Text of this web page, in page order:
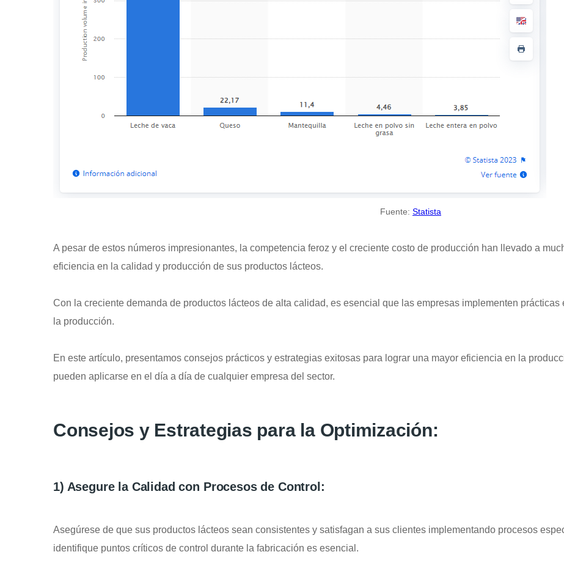
Fuente: Statista
A pesar de estos números impresionantes, la competencia feroz y el creciente costo de producción han llevado a
eficiencia en la calidad y producción de sus productos lácteos.
Con la creciente demanda de productos lácteos de alta calidad, es esencial que las empresas implementen
la producción.
En este artículo, presentamos consejos prácticos y estrategias exitosas para lograr una mayor eficiencia en la
pueden aplicarse en el día a día de cualquier empresa del sector.
Consejos y Estrategias para la Optimización:
1) Asegure la Calidad con Procesos de Control:
Asegúrese de que sus productos lácteos sean consistentes y satisfagan a sus clientes implementando procesos
identifique puntos críticos de control durante la fabricación es esencial.